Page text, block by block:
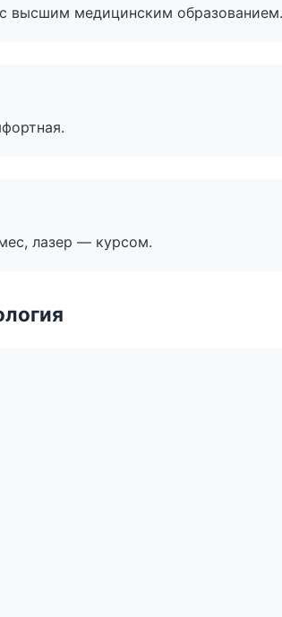
высшим медицинским образованием.
лазер — курсом.